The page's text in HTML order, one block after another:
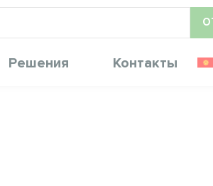
Решения Контакты